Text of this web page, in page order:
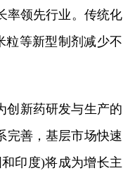
率领先行业。传统化
粒等新型制剂减少不
创新药研发与生产的
完善，基层市场快速
印度)将成为增长主